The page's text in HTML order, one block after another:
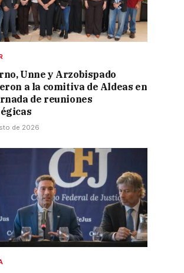
Unne y Arzobispado
a la comitiva de Aldeas en
de reuniones
de 2026